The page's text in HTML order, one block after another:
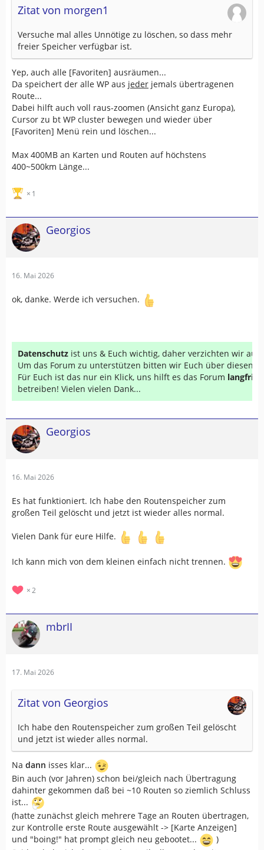
Zitat von morgen1
Versuche mal alles Unnötige zu löschen, so dass mehr
freier Speicher verfügbar ist.
Yep, auch alle [Favoriten] ausräumen...
Da speichert der alle WP aus jeder jemals übertragenen
Route...
Dabei hilft auch voll raus-zoomen (Ansicht ganz Europa),
Cursor zu bt WP cluster bewegen und wieder über
[Favoriten] Menü rein und löschen...
Max 400MB an Karten und Routen auf höchstens
400~500km Länge...
1
Georgios
16. Mai 2026
ok, danke. Werde ich versuchen.
Datenschutz ist uns & Euch wichtig, daher verzichten wir auf
Um das Forum zu unterstützen bitten wir Euch über diesen
Für Euch ist das nur ein Klick, uns hilft es das Forum
betreiben! Vielen vielen Dank...
Georgios
16. Mai 2026
Es hat funktioniert. Ich habe den Routenspeicher zum
großen Teil gelöscht und jetzt ist wieder alles normal.
Vielen Dank für eure Hilfe.
Ich kann mich von dem kleinen einfach nicht trennen.
2
mbrII
17. Mai 2026
Zitat von Georgios
Ich habe den Routenspeicher zum großen Teil gelöscht
und jetzt ist wieder alles normal.
Na dann isses klar...
Bin auch (vor Jahren) schon bei/gleich nach Übertragung
dahinter gekommen daß bei ~10 Routen so ziemlich Schluss
ist...
(hatte zunächst gleich mehrere Tage an Routen übertragen,
zur Kontrolle erste Route ausgewählt -> [Karte Anzeigen]
und "boing!" hat prompt gleich neu gebootet...
)